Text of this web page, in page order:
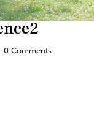
0 Comments